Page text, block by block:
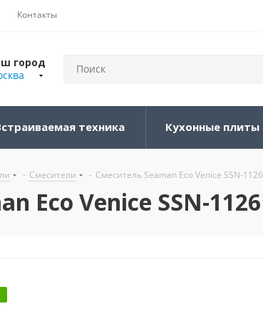
Контакты
город
техника Кухонные плиты
- Смесители - Смеситель Seaman Eco Venice SSN-1126
Eco Venice SSN-1126